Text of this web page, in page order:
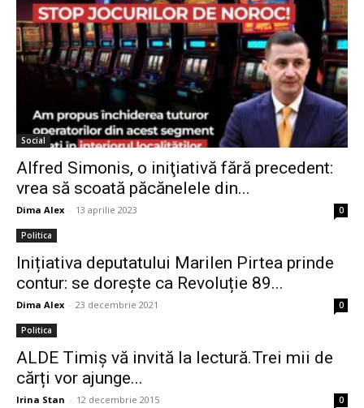
Social
Alfred Simonis, o iniţiativă fără precedent:
vrea să scoată păcănelele din...
Dima Alex - 13 aprilie 2023 0
Politica
Inițiativa deputatului Marilen Pirtea prinde
contur: se dorește ca Revoluție 89...
Dima Alex - 23 decembrie 2021 0
Politica
ALDE Timiș vă invită la lectură.Trei mii de
cărți vor ajunge...
Irina Stan - 12 decembrie 2015 0